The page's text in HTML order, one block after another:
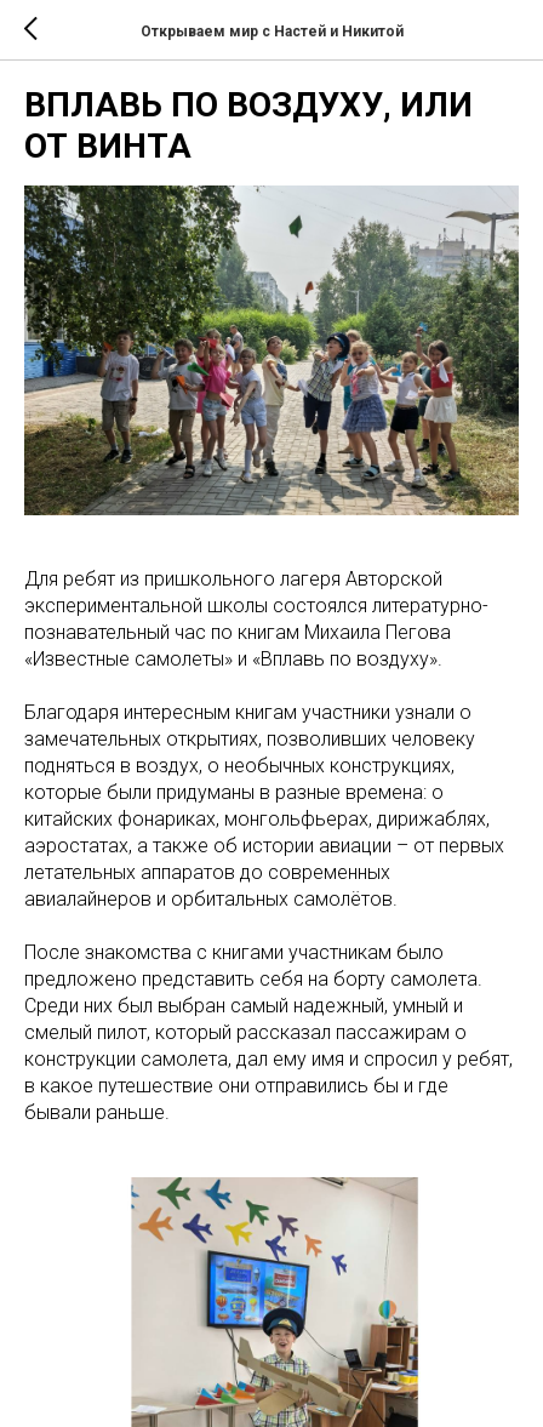
Открываем мир с Настей и Никитой
ВПЛАВЬ ПО ВОЗДУХУ, ИЛИ
ОТ ВИНТА
Для ребят из пришкольного лагеря Авторской
экспериментальной школы состоялся литературно-
познавательный час по книгам Михаила Пегова
«Известные самолеты» и «Вплавь по воздуху».
Благодаря интересным книгам участники узнали о
замечательных открытиях, позволивших человеку
подняться в воздух, о необычных конструкциях,
которые были придуманы в разные времена: о
китайских фонариках, монгольфьерах, дирижаблях,
аэростатах, а также об истории авиации – от первых
летательных аппаратов до современных
авиалайнеров и орбитальных самолётов.
После знакомства с книгами участникам было
предложено представить себя на борту самолета.
Среди них был выбран самый надежный, умный и
смелый пилот, который рассказал пассажирам о
конструкции самолета, дал ему имя и спросил у ребят,
в какое путешествие они отправились бы и где
бывали раньше.